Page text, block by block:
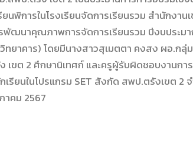
นพิการในโรงเรียนจัดการเรียนรวม สำนักงา
รพัฒนาคุณภาพการจัดการเรียนรวม ปีงบประ
ยาคาร) โดยมีนางสาวสุเมตตา คงสง ผอ.กลุ่
เขต 2 ศึกษานิเทศก์ และครูผู้รับผิดชอบงานก
เรียนในโปรแกรม SET สังกัด สพป.ตรังเขต 2
าคม 2567